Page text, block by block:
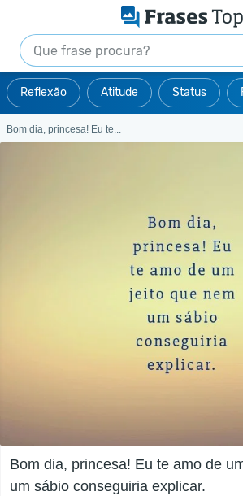
Reflexão Atitude Status
Bom dia, princesa! Eu te...
Bom dia, princesa! Eu te amo de
um sábio conseguiria explicar.